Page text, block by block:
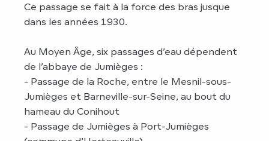
Ce passage se fait à la force des bras jusque
dans les années 1930.
Au Moyen Âge, six passages d’eau dépendent
de l’abbaye de Jumièges :
- Passage de la Roche, entre le Mesnil-sous-
Jumièges et Barneville-sur-Seine, au bout du
hameau du Conihout
- Passage de Jumièges à Port-Jumièges